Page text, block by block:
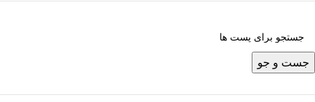
جست و جو